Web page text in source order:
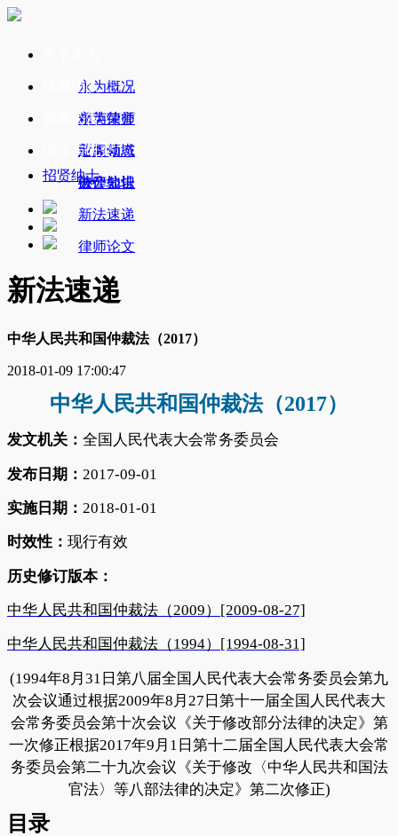
永为概况
永为荣誉
业务领域
办公地址
律师团队
精英律师
新闻公告
新闻动态
破产公告
理论与研究
法律知识
新法速递
律师论文
招贤纳士
新法速递
中华人民共和国仲裁法（2017）
2018-01-09 17:00:47
中华人民共和国仲裁法（2017）
发文机关： 全国人民代表大会常务委员会
发布日期： 2017-09-01
实施日期： 2018-01-01
时效性： 现行有效
历史修订版本：
中华人民共和国仲裁法（2009）[2009-08-27]
中华人民共和国仲裁法（1994）[1994-08-31]
(1994年8月31日第八届全国人民代表大会常务委员会第九
次会议通过根据2009年8月27日第十一届全国人民代表大
会常务委员会第十次会议《关于修改部分法律的决定》第
一次修正根据2017年9月1日第十二届全国人民代表大会常
务委员会第二十九次会议《关于修改〈中华人民共和国法
官法〉等八部法律的决定》第二次修正)
目录